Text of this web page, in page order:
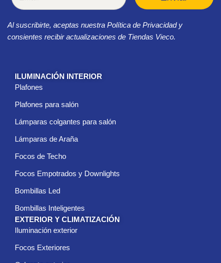
e
o
ó
Al suscribirte, aceptas nuestra Política de Privacidad y
consientes recibir actualizaciones de Tiendas Vieco.
ILUMINACIÓN INTERIOR
Plafones
Plafones para salón
Lámparas colgantes para salón
Lámparas de Araña
Focos de Techo
Focos Empotrados y Downlights
Bombillas Led
Bombillas Inteligentes
EXTERIOR Y CLIMATIZACIÓN
Iluminación exterior
Focos Exteriores